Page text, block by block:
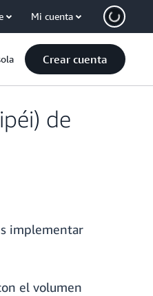
Mi cuenta
Crear cuenta
de
implementar
el volumen